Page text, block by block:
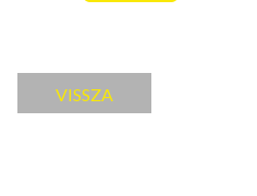
VISSZA